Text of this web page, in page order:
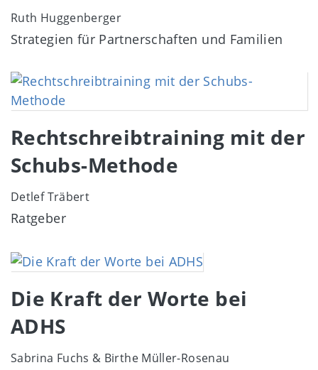
Ruth Huggenberger
Strategien für Partnerschaften und Familien
Image
Rechtschreibtraining mit der
Schubs-Methode
Detlef Träbert
Ratgeber
Image
Die Kraft der Worte bei
ADHS
Sabrina Fuchs & Birthe Müller-Rosenau